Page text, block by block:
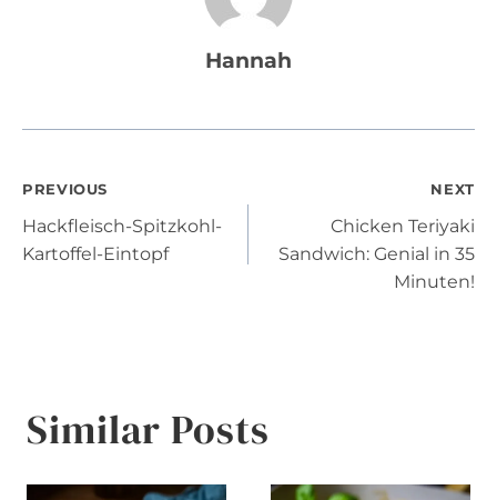
Hannah
Post
navigation
PREVIOUS
Hackfleisch-Spitzkohl-
Kartoffel-Eintopf
NEXT
Chicken Teriyaki
Sandwich: Genial in 35
Minuten!
Similar Posts